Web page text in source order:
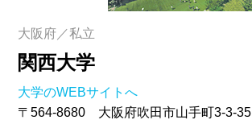
大阪府／私立
関西大学
大学のWEBサイトへ
〒564-8680 大阪府吹田市山手町3-3-35